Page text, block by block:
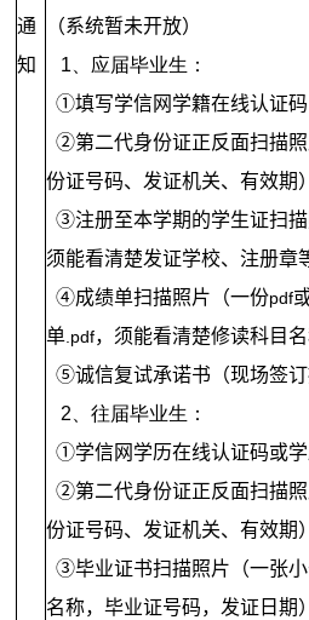
通
知
（系统暂未开放）
1、应届毕业生：
①填写学信网学籍在线认证码
②第二代身份证正反面扫描
份证号码、发证机关、有效期
③注册至本学期的学生证扫
须能看清楚发证学校、注册章
④成绩单扫描照片（一份pdf
单 .pdf，须能看清楚修读科目
⑤诚信复试承诺书（现场签订
2、往届毕业生：
①学信网学历在线认证码或
②第二代身份证正反面扫描
份证号码、发证机关、有效期
③毕业证书扫描照片（一张
名称，毕业证号码，发证日期